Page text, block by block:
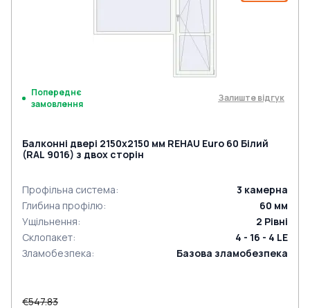
Попереднє
замовлення
Залиште відгук
Балконні двері 2150x2150 мм REHAU Euro 60 Білий
(RAL 9016) з двох сторін
Профільна система: 3 камерна
Глибина профілю: 60 мм
Ущільнення: 2 Рівні
Склопакет:
4 - 16 - 4 LE
Зламобезпека: Базова зламобезпека
€547.83